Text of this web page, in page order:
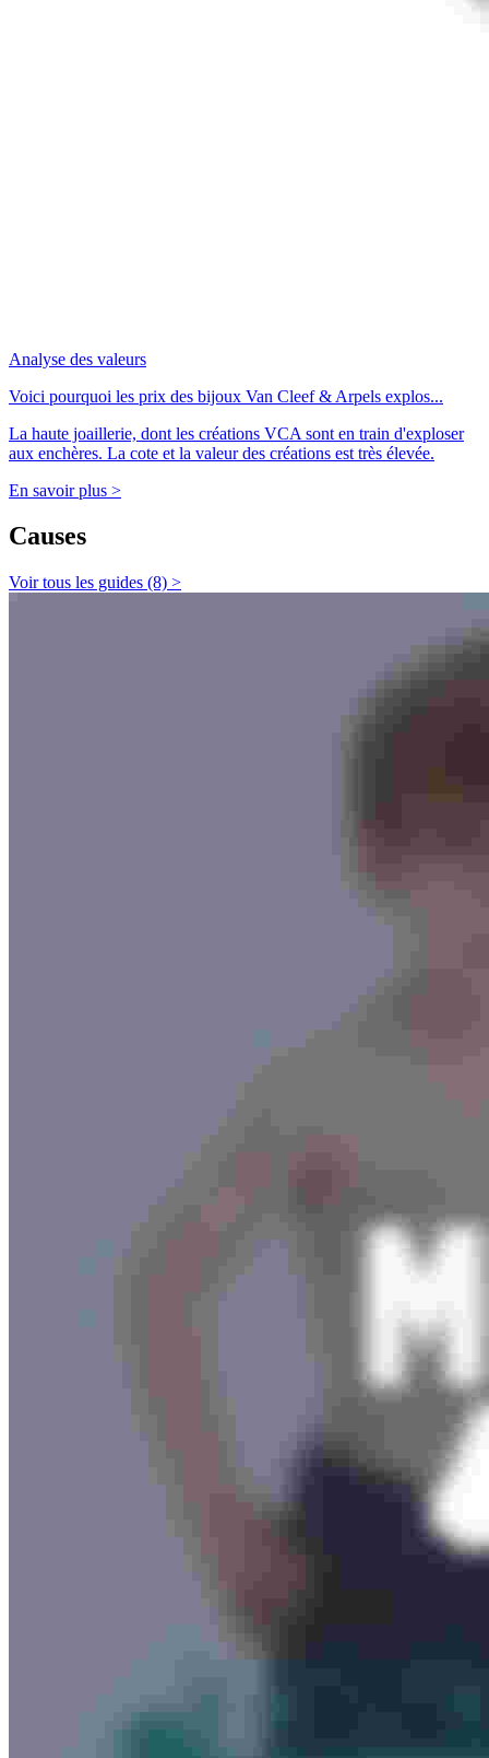
Analyse des valeurs
Voici pourquoi les prix des bijoux Van Cleef & Arpels explos...
La haute joaillerie, dont les créations VCA sont en train d'exploser
aux enchères. La cote et la valeur des créations est très élevée.
En savoir plus >
Causes
Voir tous les guides (8) >